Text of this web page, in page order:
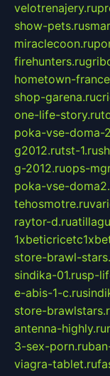
velotrenajery.ru
show-pets.ru
miraclecoon.ru
firehunters.ru
hometown-
shop-garena.ru
one-life-story.ru
poka-vse-doma-
g2012.rutst-1.ru
g-2012.ruops-
poka-vse-
tehosmotre.ru
raytor-d.ru
store-brawl-
sindika-01.rusp-
e-abis-1-c.ru
store-
antenna-highly.ru
3-sex-porn.ru
viagra-tablet.ru